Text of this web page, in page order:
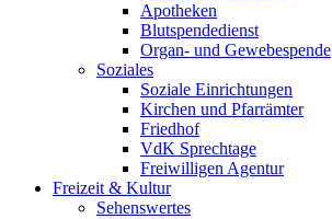
Apotheken
Blutspendedienst
Organ- und Gewebespende
Soziales
Soziale Einrichtungen
Kirchen und Pfarrämter
Friedhof
VdK Sprechtage
Freiwilligen Agentur
Freizeit & Kultur
Sehenswertes